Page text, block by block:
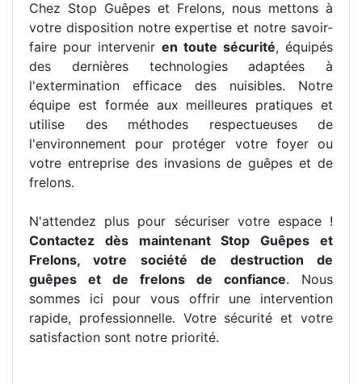
Chez Stop Guêpes et Frelons, nous mettons à
votre disposition notre expertise et notre savoir-
faire pour intervenir en toute sécurité, équipés
des dernières technologies adaptées à
l'extermination efficace des nuisibles. Notre
équipe est formée aux meilleures pratiques et
utilise des méthodes respectueuses de
l'environnement pour protéger votre foyer ou
votre entreprise des invasions de guêpes et de
frelons.
N'attendez plus pour sécuriser votre espace !
Contactez dès maintenant Stop Guêpes et
Frelons, votre société de destruction de
guêpes et de frelons de confiance. Nous
sommes ici pour vous offrir une intervention
rapide, professionnelle. Votre sécurité et votre
satisfaction sont notre priorité.